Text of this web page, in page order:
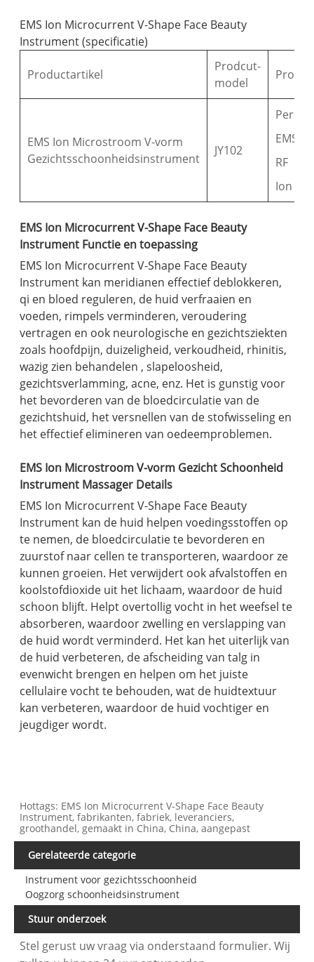
EMS Ion Microcurrent V-Shape Face Beauty
Instrument (specificatie)
Productartikel
Prodcut-
model
EMS Ion Microstroom V-vorm
Gezichtsschoonheidsinstrument
JY102
Pers
EMS
RF
Ion
EMS Ion Microcurrent V-Shape Face Beauty
Instrument Functie en toepassing
EMS Ion Microcurrent V-Shape Face Beauty
Instrument kan meridianen effectief deblokkeren,
qi en bloed reguleren, de huid verfraaien en
voeden, rimpels verminderen, veroudering
vertragen en ook neurologische en gezichtsziekten
zoals hoofdpijn, duizeligheid, verkoudheid, rhinitis,
wazig zien behandelen , slapeloosheid,
gezichtsverlamming, acne, enz. Het is gunstig voor
het bevorderen van de bloedcirculatie van de
gezichtshuid, het versnellen van de stofwisseling en
het effectief elimineren van oedeemproblemen.
EMS Ion Microstroom V-vorm Gezicht Schoonheid
Instrument Massager Details
EMS Ion Microcurrent V-Shape Face Beauty
Instrument kan de huid helpen voedingsstoffen op
te nemen, de bloedcirculatie te bevorderen en
zuurstof naar cellen te transporteren, waardoor ze
kunnen groeien. Het verwijdert ook afvalstoffen en
koolstofdioxide uit het lichaam, waardoor de huid
schoon blijft. Helpt overtollig vocht in het weefsel te
absorberen, waardoor zwelling en verslapping van
de huid wordt verminderd. Het kan het uiterlijk van
de huid verbeteren, de afscheiding van talg in
evenwicht brengen en helpen om het juiste
cellulaire vocht te behouden, wat de huidtextuur
kan verbeteren, waardoor de huid vochtiger en
jeugdiger wordt.
Hottags: EMS Ion Microcurrent V-Shape Face Beauty
Instrument, fabrikanten, fabriek, leveranciers,
groothandel, gemaakt in China, China, aangepast
Gerelateerde categorie
Instrument voor gezichtsschoonheid
Oogzorg schoonheidsinstrument
Stuur onderzoek
Stel gerust uw vraag via onderstaand formulier. Wij